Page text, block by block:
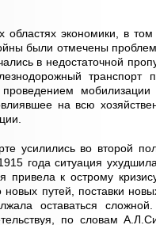
экономики, в
были отмечены
в недостаточной
транспорт
мобилизации
на всю
усилились во второй
года ситуация
привела к острому
путей, поставки
оставаться
по словам